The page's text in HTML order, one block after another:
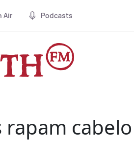
Air Podcasts
rapam